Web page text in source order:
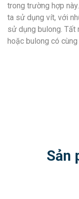
trong trường hợp
ta sử dụng vít, với
sử dụng bulong. Tất
hoặc bulong có
Sản